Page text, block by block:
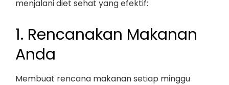
menjalani diet sehat yang efektif:
1. Rencanakan Makanan
Anda
Membuat rencana makanan setiap minggu